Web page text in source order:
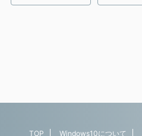
TOP Windows10について